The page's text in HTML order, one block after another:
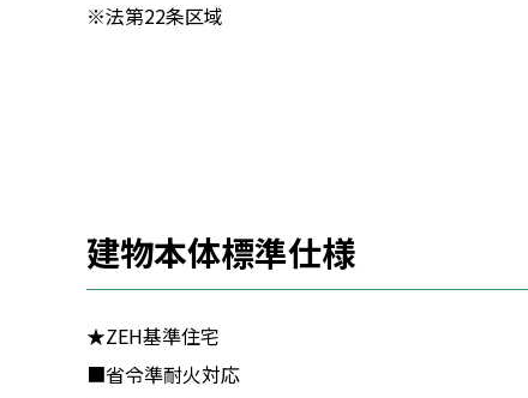
※法第22条区域
建物本体標準仕様
★ZEH基準住宅
■省令準耐火対応